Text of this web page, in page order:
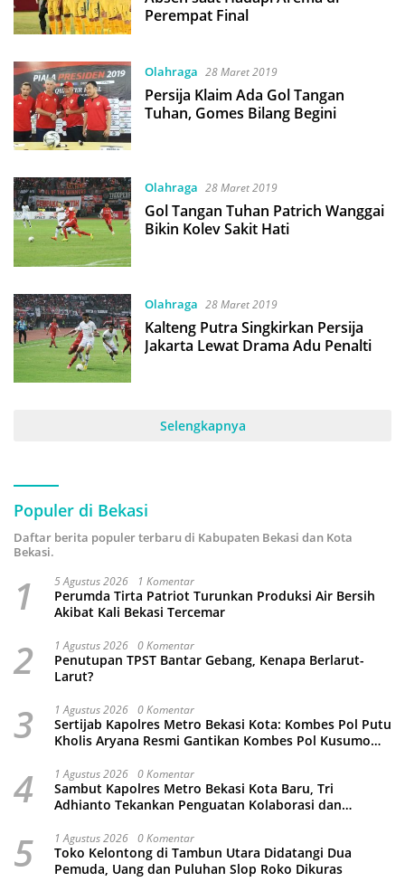
Perempat Final
Olahraga 28 Maret 2019
Persija Klaim Ada Gol Tangan
Tuhan, Gomes Bilang Begini
Olahraga 28 Maret 2019
Gol Tangan Tuhan Patrich Wanggai
Bikin Kolev Sakit Hati
Olahraga 28 Maret 2019
Kalteng Putra Singkirkan Persija
Jakarta Lewat Drama Adu Penalti
Selengkapnya
Populer di Bekasi
Daftar berita populer terbaru di Kabupaten Bekasi dan Kota
Bekasi.
1 5 Agustus 2026 1 Komentar
Perumda Tirta Patriot Turunkan Produksi Air Bersih
Akibat Kali Bekasi Tercemar
2 1 Agustus 2026 0 Komentar
Penutupan TPST Bantar Gebang, Kenapa Berlarut-
Larut?
3 1 Agustus 2026 0 Komentar
Sertijab Kapolres Metro Bekasi Kota: Kombes Pol Putu
Kholis Aryana Resmi Gantikan Kombes Pol Kusumo
4 1 Agustus 2026 0 Komentar
Sambut Kapolres Metro Bekasi Kota Baru, Tri
Adhianto Tekankan Penguatan Kolaborasi dan
5 1 Agustus 2026 0 Komentar
Toko Kelontong di Tambun Utara Didatangi Dua
Pemuda, Uang dan Puluhan Slop Roko Dikuras